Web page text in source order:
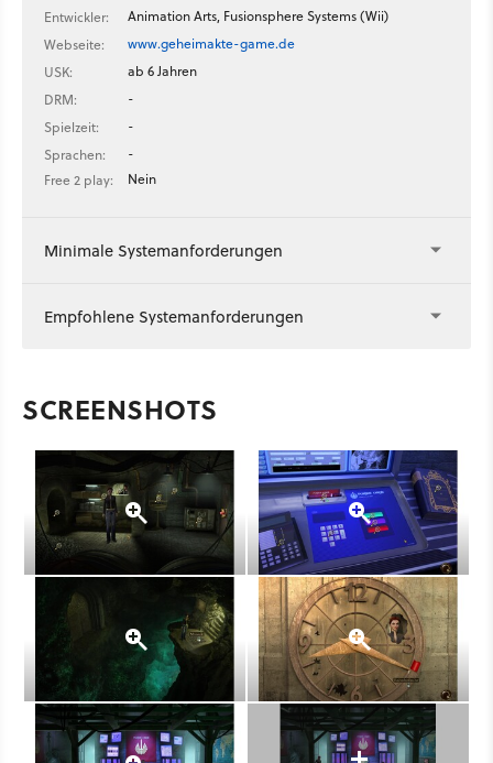
Entwickler:
Animation Arts, Fusionsphere Systems (Wii)
Webseite:
www.geheimakte-game.de
USK:
ab 6 Jahren
DRM:
-
Spielzeit:
-
Sprachen:
-
Free 2 play:
Nein
Minimale Systemanforderungen
Empfohlene Systemanforderungen
SCREENSHOTS